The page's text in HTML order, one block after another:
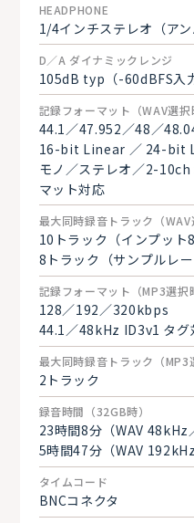
HEADPHONE
1/4インチステレオ（アン
D／A ダイナミックレンジ
105dB typ（-60dBFS入
記録フォーマット（WAV選択
44.1／47.952／48／
16-bit Linear ／ 24-bit
モノ／ステレオ／2-
マット対応
最大同時録音トラック（WAV
10トラック（インプット
8トラック（サンプルレ
記録フォーマット（MP3選択
128／192／320kbps
44.1／48kHz ID3v1 タグ
最大同時録音トラック（MP3
2トラック
録音時間（32GB時）
23時間8分（WAV
5時間47分（WAV
タイムコード
BNCコネクタ